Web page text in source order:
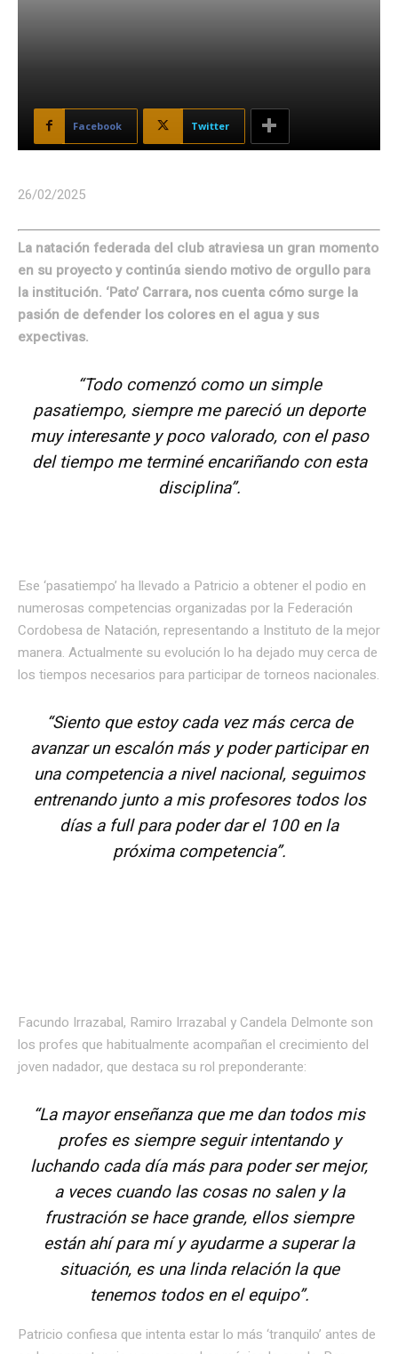
Facebook Twitter
26/02/2025
La natación federada del club atraviesa un gran momento
en su proyecto y continúa siendo motivo de orgullo para
la institución. ‘Pato’ Carrara, nos cuenta cómo surge la
pasión de defender los colores en el agua y sus
expectivas.
“Todo comenzó como un simple
pasatiempo, siempre me pareció un deporte
muy interesante y poco valorado, con el paso
del tiempo me terminé encariñando con esta
disciplina”.
Ese ‘pasatiempo’ ha llevado a Patricio a obtener el podio en
numerosas competencias organizadas por la Federación
Cordobesa de Natación, representando a Instituto de la mejor
manera. Actualmente su evolución lo ha dejado muy cerca de
los tiempos necesarios para participar de torneos nacionales.
“Siento que estoy cada vez más cerca de
avanzar un escalón más y poder participar en
una competencia a nivel nacional, seguimos
entrenando junto a mis profesores todos los
días a full para poder dar el 100 en la
próxima competencia”.
Facundo Irrazabal, Ramiro Irrazabal y Candela Delmonte son
los profes que habitualmente acompañan el crecimiento del
joven nadador, que destaca su rol preponderante:
“La mayor enseñanza que me dan todos mis
profes es siempre seguir intentando y
luchando cada día más para poder ser mejor,
a veces cuando las cosas no salen y la
frustración se hace grande, ellos siempre
están ahí para mí y ayudarme a superar la
situación, es una linda relación la que
tenemos todos en el equipo”.
Patricio confiesa que intenta estar lo más ‘tranquilo’ antes de